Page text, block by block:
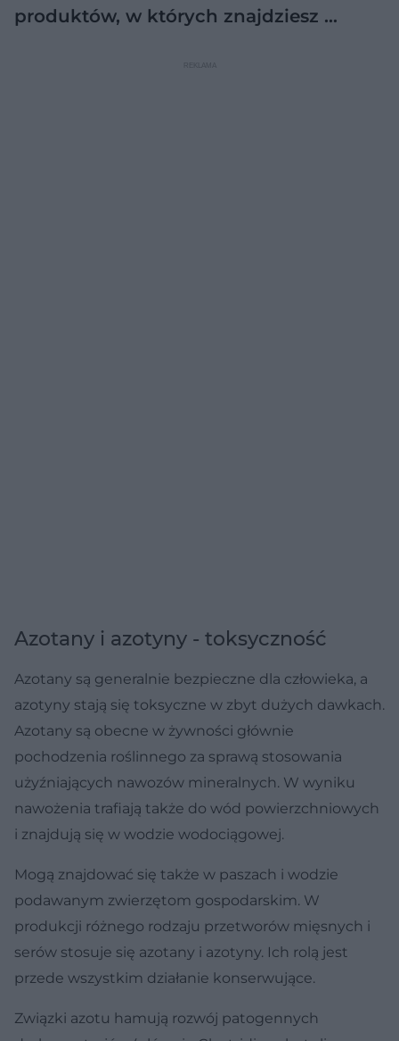
produktów, w których znajdziesz …
Azotany i azotyny - toksyczność
Azotany są generalnie bezpieczne dla człowieka, a
azotyny stają się toksyczne w zbyt dużych dawkach.
Azotany są obecne w żywności głównie
pochodzenia roślinnego za sprawą stosowania
użyźniających nawozów mineralnych. W wyniku
nawożenia trafiają także do wód powierzchniowych
i znajdują się w wodzie wodociągowej.
Mogą znajdować się także w paszach i wodzie
podawanym zwierzętom gospodarskim. W
produkcji różnego rodzaju przetworów mięsnych i
serów stosuje się azotany i azotyny. Ich rolą jest
przede wszystkim działanie konserwujące.
Związki azotu hamują rozwój patogennych